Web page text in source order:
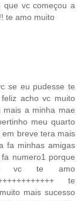
vc começou a
te amo muito
se eu pudesse te
acho vc muito
a minha mae
meu quarto
breve tera mais
fa minhas amigas
numero1 porque
vc te amo
te
mais sucesso